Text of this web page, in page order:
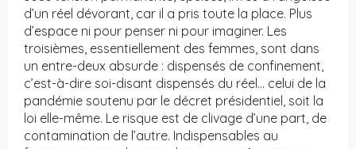
d’un réel dévorant, car il a pris toute la place. Plus
d’espace ni pour penser ni pour imaginer. Les
troisièmes, essentiellement des femmes, sont dans
un entre-deux absurde : dispensés de confinement,
c’est-à-dire soi-disant dispensés du réel… celui de la
pandémie soutenu par le décret présidentiel, soit la
loi elle-même. Le risque est de clivage d’une part, de
contamination de l’autre. Indispensables au